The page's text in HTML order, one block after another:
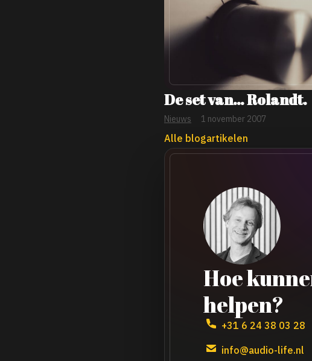
De set van… Rolandt.
Nieuws 1 november 2007
Alle blogartikelen
Hoe
helpen?
+31 6 24 38 03 28
info@audio-life.nl